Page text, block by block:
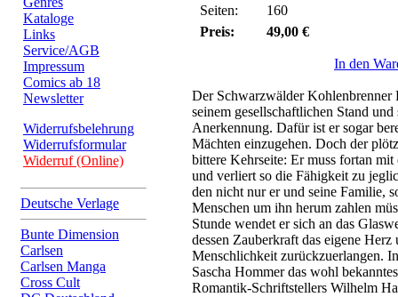
Kataloge
Links
Service/AGB
Impressum
Comics ab 18
Newsletter
Widerrufsbelehrung
Widerrufsformular
Widerruf (Online)
Deutsche Verlage
Bunte Dimension
Carlsen
Carlsen Manga
Cross Cult
Seiten:
160
Preis:
49,00 €
In den
Der Schwarzwälder Kohlenbrenner
seinem gesellschaftlichen Stand
Anerkennung. Dafür ist er sogar
Mächten einzugehen. Doch der
bittere Kehrseite: Er muss fortan
und verliert so die Fähigkeit zu
den nicht nur er und seine Familie,
Menschen um ihn herum zahlen
Stunde wendet er sich an das
dessen Zauberkraft das eigene Herz
Menschlichkeit zurückzuerlangen.
Sascha Hommer das wohl
Romantik-Schriftstellers Wilhelm